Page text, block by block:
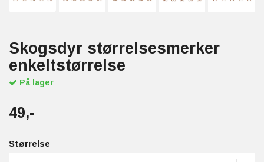
Skogsdyr størrelsesmerker
enkeltstørrelse
På lager
49,-
Størrelse